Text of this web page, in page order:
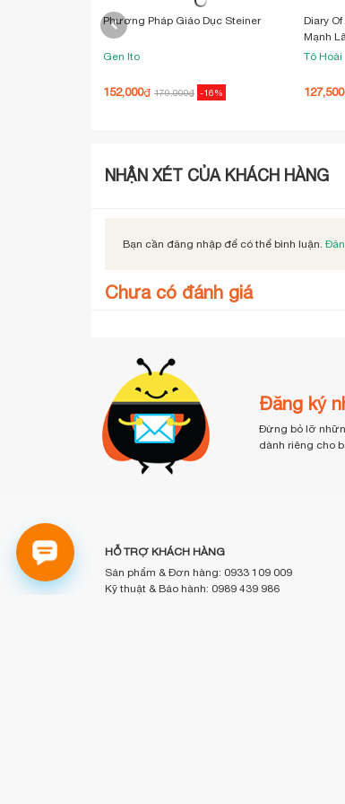
Phương Pháp Giáo Dục Steiner
Gen Ito
152,000₫ 179,000₫ -16%
Diary
Mạnh
Tô Hoài
127,500
NHẬN XÉT CỦA KHÁCH HÀNG
Bạn cần đăng nhập để có thể bình luận.
Chưa có đánh giá
Đăng ký
Đừng bỏ lỡ
dành riêng cho
HỖ TRỢ KHÁCH HÀNG
Sản phẩm & Đơn hàng: 0933 109 009
Kỹ thuật & Bảo hành: 0989 439 986